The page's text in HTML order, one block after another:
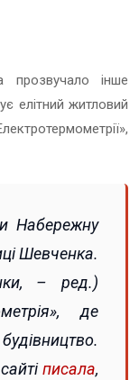
прозвучало інше
елітний житловий
Набережну
Шевченка.
– ред.)
де
писала,